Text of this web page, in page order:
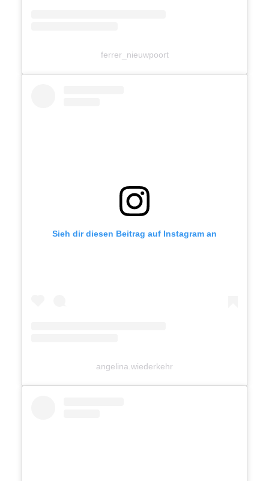
ferrer_nieuwpoort
Sieh dir diesen Beitrag auf Instagram an
angelina.wiederkehr